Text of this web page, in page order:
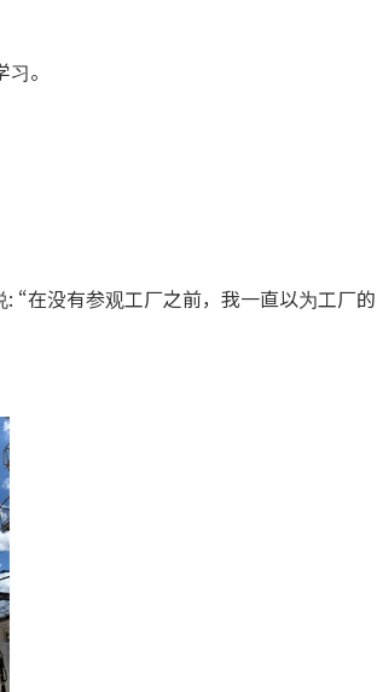
。
“在没有参观工厂之前，我一直以为工厂的